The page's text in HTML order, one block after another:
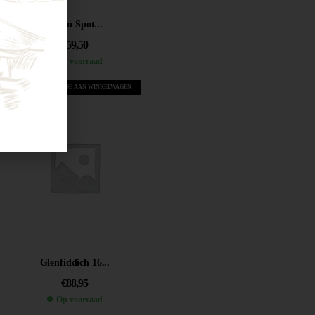
Green Spot...
59,50
Op voorraad
VOEG TOE AAN WINKELWAGEN
Glenfiddich 16...
€88,95
Op voorraad